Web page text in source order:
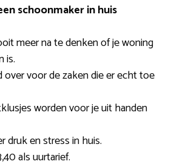
schoonmaker in huis
meer na te denken of je woning
is.
over voor de zaken die er echt toe
worden voor je uit handen
druk en stress in huis.
als uurtarief.